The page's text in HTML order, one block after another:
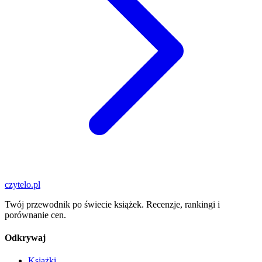
czytelo.pl
Twój przewodnik po świecie książek. Recenzje, rankingi i
porównanie cen.
Odkrywaj